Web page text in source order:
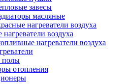
завесы
масляные
нагреватели воздуха
нагреватели воздуха
нагреватели воздуха
полы
отопления